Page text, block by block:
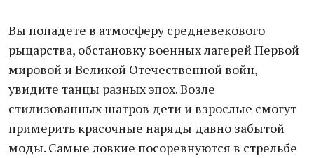
Вы попадете в атмосферу средневекового
рыцарства, обстановку военных лагерей Первой
мировой и Великой Отечественной войн,
увидите танцы разных эпох. Возле
стилизованных шатров дети и взрослые смогут
примерить красочные наряды давно забытой
моды. Самые ловкие посоревнуются в стрельбе